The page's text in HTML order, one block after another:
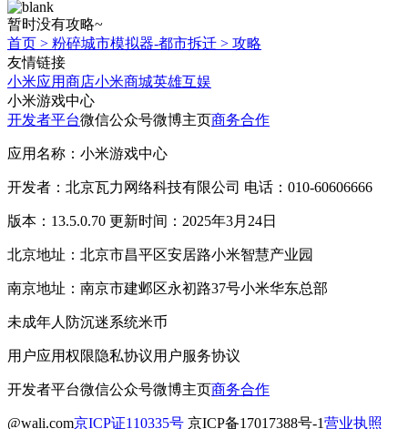
暂时没有攻略~
首页 > 粉碎城市模拟器-都市拆迁 > 攻略
友情链接
小米应用商店小米商城英雄互娱
小米游戏中心
开发者平台微信公众号微博主页商务合作
应用名称：小米游戏中心
开发者：北京瓦力网络科技有限公司 电话：010-60606666
版本：13.5.0.70 更新时间：2025年3月24日
北京地址：北京市昌平区安居路小米智慧产业园
南京地址：南京市建邺区永初路37号小米华东总部
未成年人防沉迷系统米币
用户应用权限隐私协议用户服务协议
开发者平台微信公众号微博主页商务合作
@wali.com京ICP证110335号 京ICP备17017388号-1营业执照